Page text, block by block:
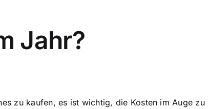
Jahr?
zu kaufen, es ist wichtig, die Kosten im Auge zu